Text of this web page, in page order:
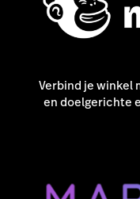
Verbind je winkel
en doelgerichte